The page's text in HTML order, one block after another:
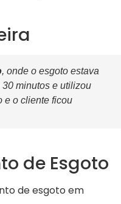
, onde o esgoto estava
minutos e utilizou
e o cliente ficou
de Esgoto
de esgoto em